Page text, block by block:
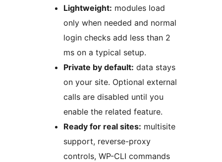
Lightweight: modules load
only when needed and normal
login checks add less than 2
ms on a typical setup.
Private by default: data stays
on your site. Optional external
calls are disabled until you
enable the related feature.
Ready for real sites: multisite
support, reverse-proxy
controls, WP-CLI commands